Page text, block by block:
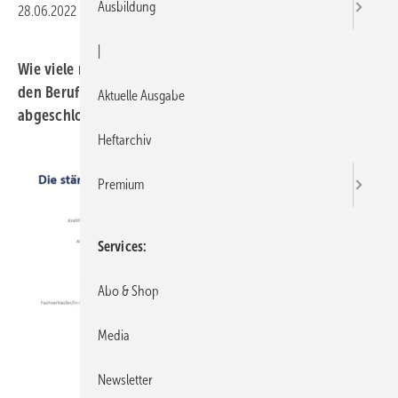
28.06.2022 Druckvorschau
Wie viele neue Ausbildungsverhältnisse im Jahr 2021 für
den Beruf Anlagenmechaniker/in SHK in Bayern
abgeschlossen wurden, erfahren Sie im Beitrag.
Ausbildung
Aktuelle Ausgabe
Heftarchiv
Premium
Services
Abo & Shop
Media
Newsletter